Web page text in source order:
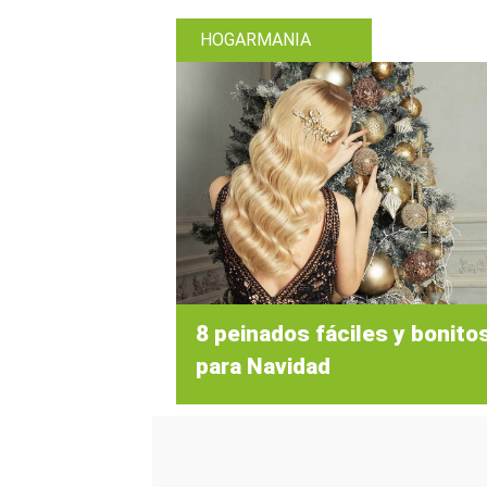
HOGARMANIA
8 peinados fáciles y
para Navidad